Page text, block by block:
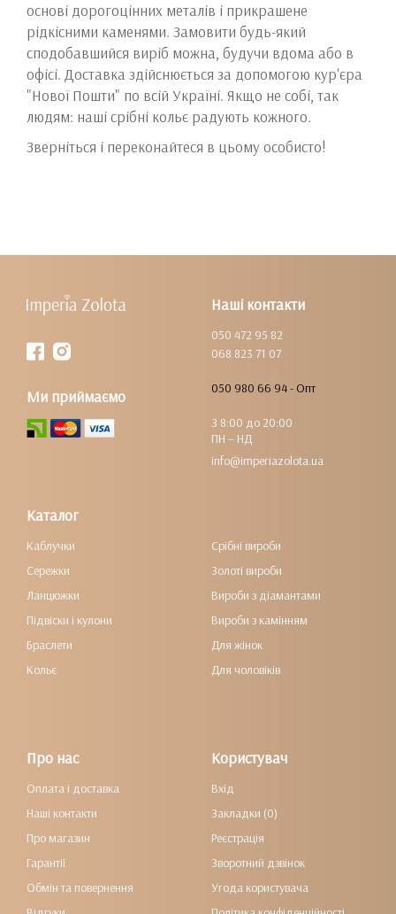
основі дорогоцінних металів і прикрашене
рідкісними каменями. Замовити будь-який
сподобавшийся виріб можна, будучи вдома або в
офісі. Доставка здійснюється за допомогою кур'єра
"Нової Пошти" по всій Україні. Якщо не собі, так
людям: наші срібні кольє радують кожного.
Зверніться і переконайтеся в цьому особисто!
Наші контакти
050 472 95 82
068 823 71 07
050 980 66 94 - Опт
З 8:00 до 20:00
ПН – НД
info@imperiazolota.ua
Ми приймаємо
Каталог
Каблучки
Сережки
Ланцюжки
Підвіски і кулони
Браслети
Кольє
Срібні вироби
Золоті вироби
Вироби з діамантами
Вироби з камінням
Для жінок
Для чоловіків
Про нас
Оплата і доставка
Наші контакти
Про магазин
Гарантії
Обмін та повернення
Користувач
Вхід
Закладки (0)
Реєстрація
Зворотний дзвінок
Угода користувача